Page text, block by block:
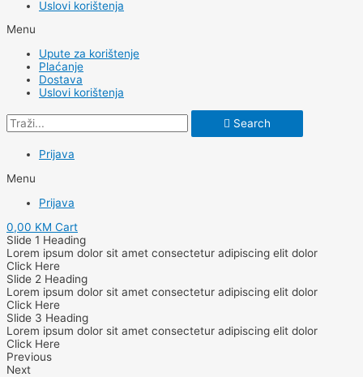
Uslovi korištenja
Menu
Upute za korištenje
Plaćanje
Dostava
Uslovi korištenja
Search
Prijava
Menu
Prijava
0,00 KM Cart
Slide 1 Heading
Lorem ipsum dolor sit amet consectetur adipiscing elit dolor
Click Here
Slide 2 Heading
Lorem ipsum dolor sit amet consectetur adipiscing elit dolor
Click Here
Slide 3 Heading
Lorem ipsum dolor sit amet consectetur adipiscing elit dolor
Click Here
Previous
Next